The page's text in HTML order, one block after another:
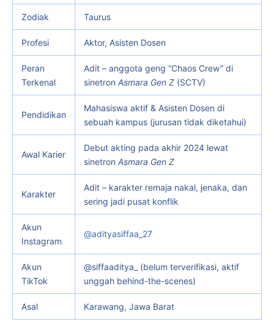
Zodiak Taurus
Profesi Aktor, Asisten Dosen
Peran
Terkenal
Adit – anggota geng “Chaos Crew” di
sinetron Asmara Gen Z (SCTV)
Pendidikan
Mahasiswa aktif & Asisten Dosen di
sebuah kampus (jurusan tidak diketahui)
Awal Karier
Debut akting pada akhir 2024 lewat
sinetron Asmara Gen Z
Karakter
Adit – karakter remaja nakal, jenaka, dan
sering jadi pusat konflik
Akun
Instagram
@adityasiffaa_27
Akun
TikTok
@siffaaditya_ (belum terverifikasi, aktif
unggah behind-the-scenes)
Asal Karawang, Jawa Barat